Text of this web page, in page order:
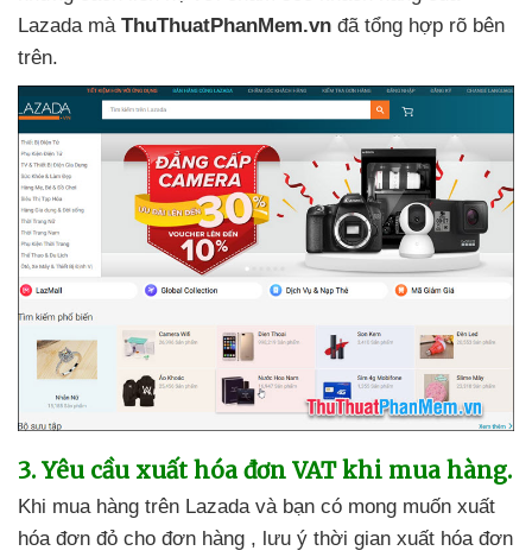
Lazada mà ThuThuatPhanMem.vn đã tổng hợp rõ bên
trên.
3. Yêu cầu xuất hóa đơn VAT khi mua hàng.
Khi mua hàng trên Lazada và bạn có mong muốn xuất
hóa đơn đỏ cho đơn hàng , lưu ý thời gian xuất hóa đơn